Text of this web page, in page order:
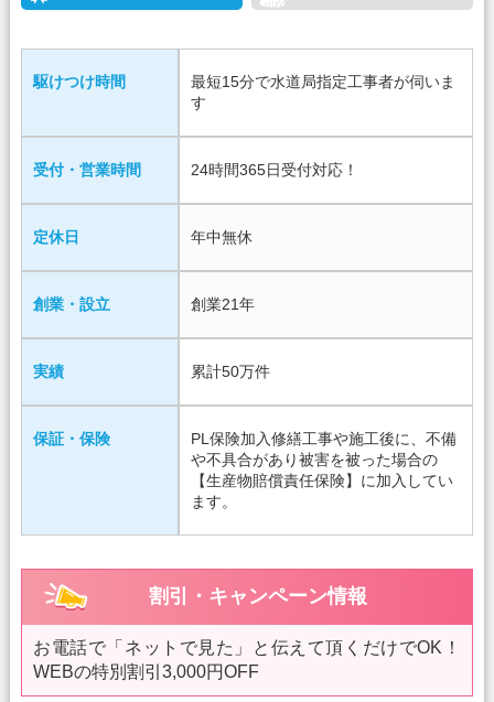
駆けつけ時間
最短15分で水道局指定工事者が伺いま
す
受付・営業時間 24時間365日受付対応！
定休日 年中無休
創業・設立 創業21年
実績 累計50万件
保証・保険
PL保険加入修繕工事や施工後に、不備
や不具合があり被害を被った場合の
【生産物賠償責任保険】に加入してい
ます。
割引・キャンペーン情報
お電話で「ネットで見た」と伝えて頂くだけでOK！
WEBの特別割引3,000円OFF